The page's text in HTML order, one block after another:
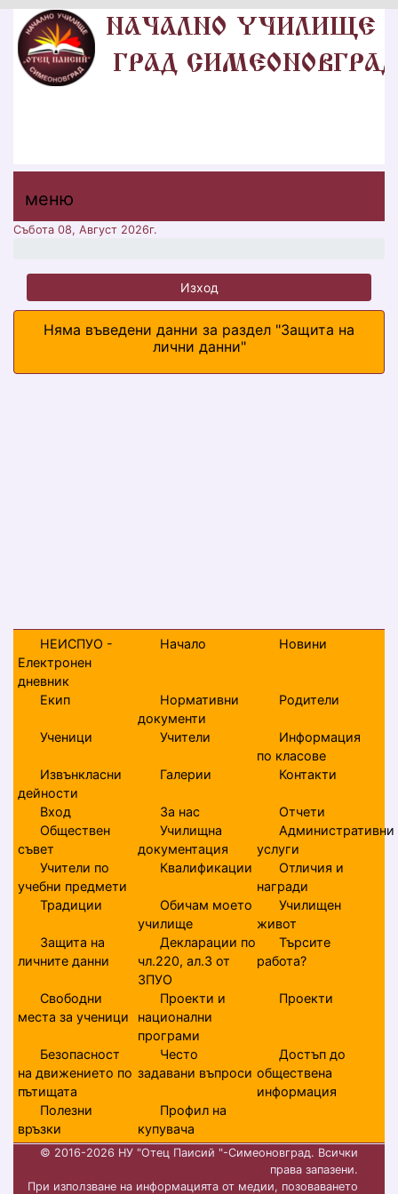
меню горно
меню
меню
Събота 08, Август 2026г.
Изход
Няма въведени данни за раздел "Защита на
лични данни"
НЕИСПУО -
Електронен
дневник
Начало Новини
Екип
Нормативни
документи
Родители
Ученици Учители
Информация
по класове
Извънкласни
дейности
Галерии Контакти
Вход За нас
Отчети
Обществен
съвет
Училищна
документация
Административни
услуги
Учители по
учебни предмети
Квалификации
Отличия и
награди
Традиции
Обичам моето
училище
Училищен
живот
Защита на
личните данни
Декларации по
чл.220, ал.3 от
ЗПУО
Търсите
работа?
Свободни
места за ученици
Проекти и
национални
програми
Проекти
Безопасност
на движението по
пътищата
Често
задавани въпроси
Достъп до
обществена
информация
Полезни
връзки
Профил на
купувача
© 2016-2026 НУ "Отец Паисий "-Симеоновград. Всички
права запазени.
При използване на информацията от медии, позоваването